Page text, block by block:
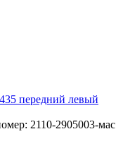
передний левый
2110-2905003-мас